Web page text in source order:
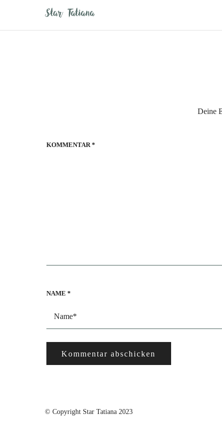
Deine
KOMMENTAR *
NAME *
© Copyright Star Tatiana 2023